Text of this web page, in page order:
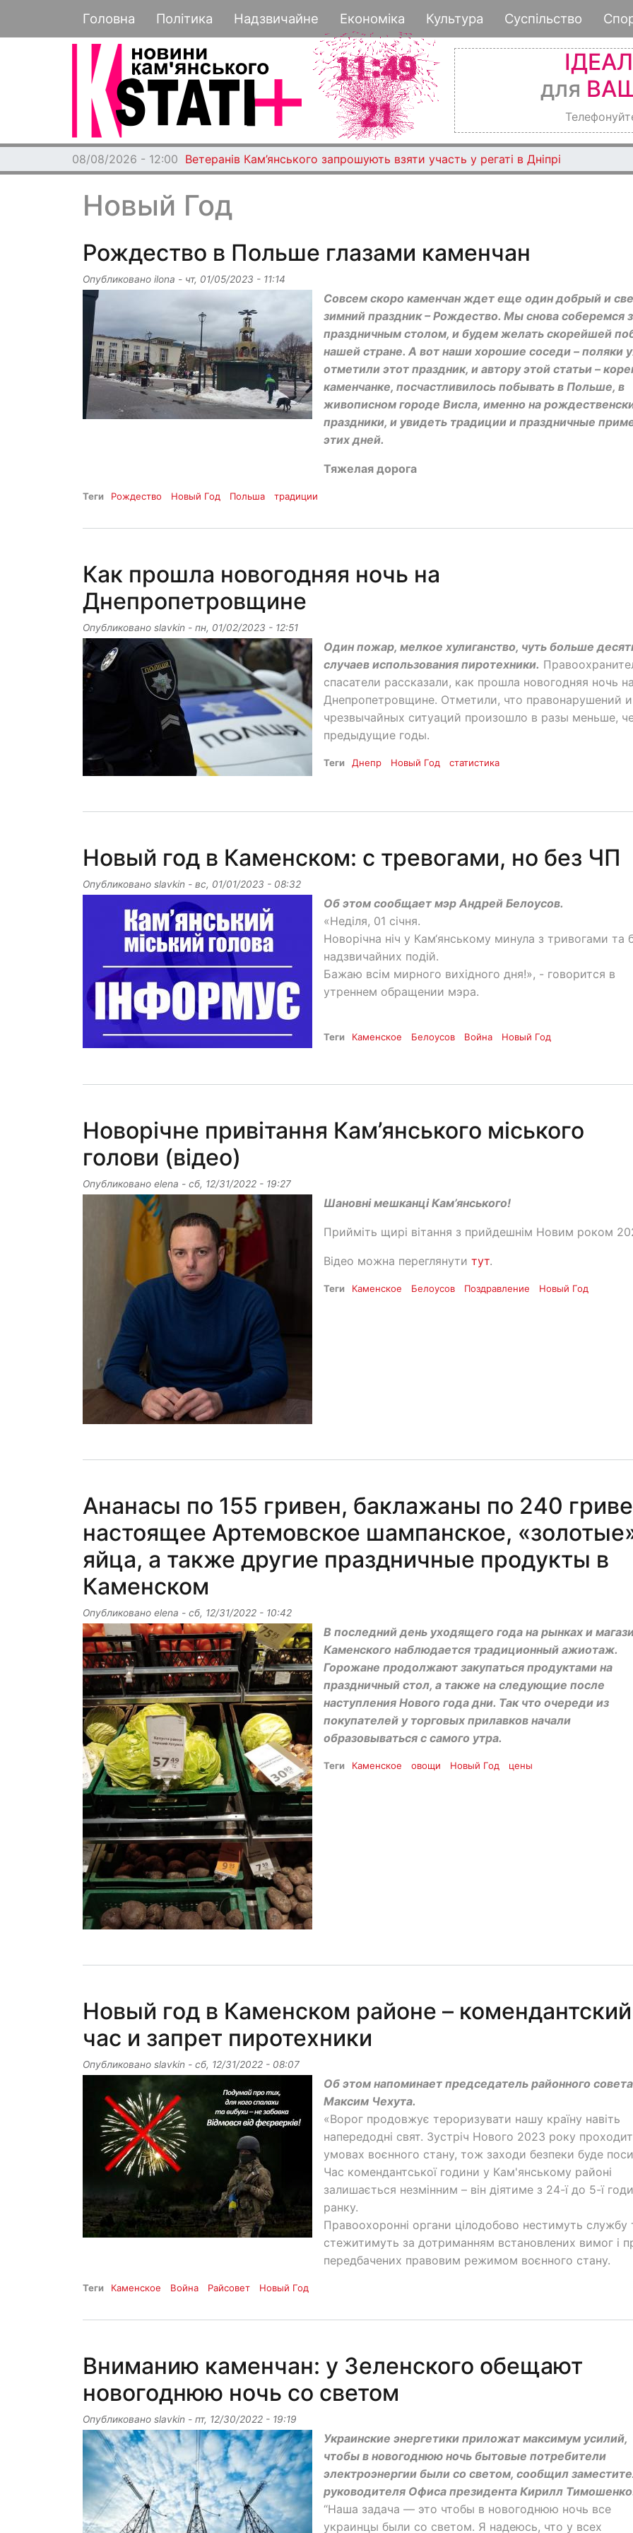
к
основному
Основная навигация
Головна Політика Надзвичайне Економіка Культура Суспільство
для
08/08/2026 - 12:00 Ветеранів Кам’янського запрошують взяти участь у регаті в Дніпрі
Новый Год
Рождество в Польше глазами каменчан
Опубликовано ilona - чт, 01/05/2023 - 11:14
Совсем скоро каменчан ждет еще один добрый и
зимний праздник – Рождество. Мы снова соберемся
праздничным столом, и будем желать скорейшей
нашей стране. А вот наши хорошие соседи – поляки
отметили этот праздник, и автору этой статьи –
каменчанке, посчастливилось побывать в Польше, в
живописном городе Висла, именно на
праздники, и увидеть традиции и праздничные
этих дней.
Тяжелая дорога
Теги Рождество Новый Год Польша традиции
Как прошла новогодняя ночь на
Днепропетровщине
Опубликовано slavkin - пн, 01/02/2023 - 12:51
Один пожар, мелкое хулиганство, чуть больше
случаев использования пиротехники.
спасатели рассказали, как прошла новогодняя ночь
Днепропетровщине. Отметили, что правонарушений и
чрезвычайных ситуаций произошло в разы меньше,
предыдущие годы.
Теги Днепр Новый Год статистика
Новый год в Каменском: с тревогами, но без ЧП
Опубликовано slavkin - вс, 01/01/2023 - 08:32
Об этом сообщает мэр Андрей Белоусов.
«Неділя, 01 січня.
Новорічна ніч у Кам‘янському минула з тривогами та
надзвичайних подій.
Бажаю всім мирного вихідного дня!», - говорится в
утреннем обращении мэра.
Теги Каменское Белоусов Война Новый Год
Новорічне привітання Кам’янського міського
голови (відео)
Опубликовано elena - сб, 12/31/2022 - 19:27
Шановні мешканці Кам’янського!
Прийміть щирі вітання з прийдешнім Новим роком
Відео можна переглянути тут.
Теги Каменское Белоусов Поздравление Новый Год
Ананасы по 155 гривен, баклажаны по 240
настоящее Артемовское шампанское,
яйца, а также другие праздничные продукты в
Каменском
Опубликовано elena - сб, 12/31/2022 - 10:42
В последний день уходящего года на рынках и
Каменского наблюдается традиционный ажиотаж.
Горожане продолжают закупаться продуктами на
праздничный стол, а также на следующие после
наступления Нового года дни. Так что очереди из
покупателей у торговых прилавков начали
образовываться с самого утра.
Теги Каменское овощи Новый Год цены
Новый год в Каменском районе – комендантский
час и запрет пиротехники
Опубликовано slavkin - сб, 12/31/2022 - 08:07
Об этом напоминает председатель районного совета
Максим Чехута.
«Ворог продовжує тероризувати нашу країну навіть
напередодні свят. Зустріч Нового 2023 року
умовах воєнного стану, тож заходи безпеки буде
Час комендантської години у Кам'янському районі
залишається незмінним – він діятиме з 24-ї до 5-ї
ранку.
Правоохоронні органи цілодобово нестимуть службу
стежитимуть за дотриманням встановлених вимог і
передбачених правовим режимом воєнного стану.
Теги Каменское Война Райсовет Новый Год
Вниманию каменчан: у Зеленского обещают
новогоднюю ночь со светом
Опубликовано slavkin - пт, 12/30/2022 - 19:19
Украинские энергетики приложат максимум усилий,
чтобы в новогоднюю ночь бытовые потребители
электроэнергии были со светом, сообщил
руководителя Офиса президента Кирилл
“Наша задача — это чтобы в новогоднюю ночь все
украинцы были со светом. Я надеюсь, что у всех